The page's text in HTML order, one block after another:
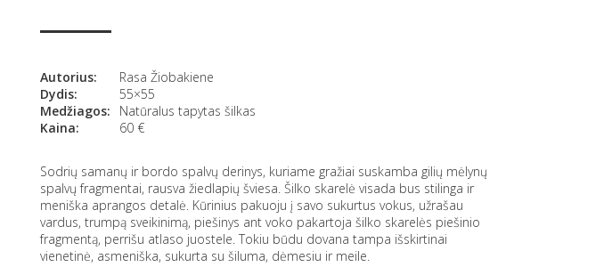
Autorius:
Rasa Žiobakiene
Dydis:
55×55
Medžiagos:
Natūralus tapytas šilkas
Kaina:
60 €
Sodrių samanų ir bordo spalvų derinys, kuriame gražiai suskamba gilių mėlynų
spalvų fragmentai, rausva žiedlapių šviesa. Šilko skarelė visada bus stilinga ir
meniška aprangos detalė. Kūrinius pakuoju į savo sukurtus vokus, užrašau
vardus, trumpą sveikinimą, piešinys ant voko pakartoja šilko skarelės piešinio
fragmentą, perrišu atlaso juostele. Tokiu būdu dovana tampa išskirtinai
vienetinė, asmeniška, sukurta su šiluma, dėmesiu ir meile.